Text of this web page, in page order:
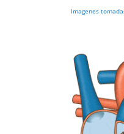
Imagenes